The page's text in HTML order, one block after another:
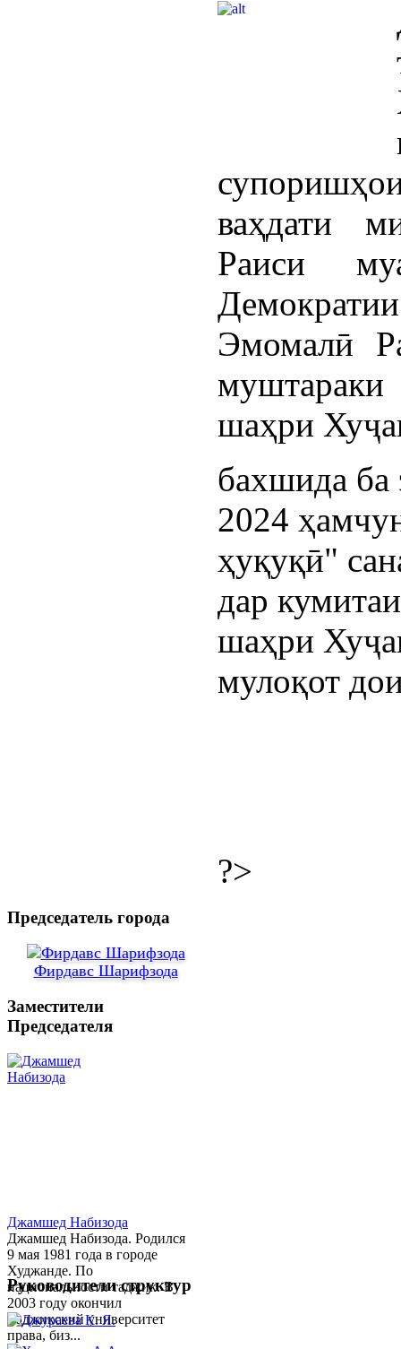
ваҳдати
Раиси
Эмомалӣ
шаҳри
бахшида ба
2024
ҳуқуқӣ"
дар
шаҳри
мулоқот
?>
Председатель города
Фирдавс Шарифзода
Заместители
Председателя
Джамшед Набизода
Джамшед Набизода. Родился
9 мая 1981 года в городе
Худжанде. По
национальности таджик. В
2003 году окончил
Таджикский университет
права, биз...
Руководители структур